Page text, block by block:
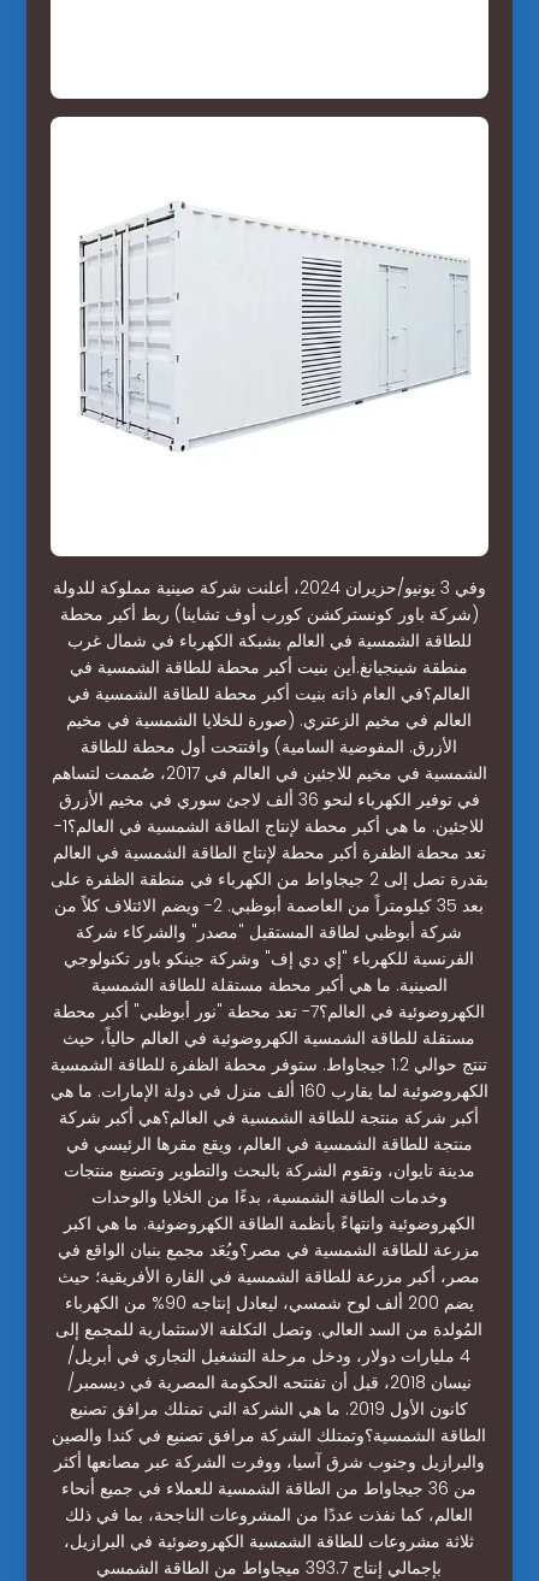
وفي 3 يونيو/حزيران 2024، أعلنت شركة صينية مملوكة للدولة
(شركة باور كونستركشن كورب أوف تشاينا) ربط أكبر محطة
للطاقة الشمسية في العالم بشبكة الكهرباء في شمال غرب
منطقة شينجيانغ.أين بنيت أكبر محطة للطاقة الشمسية في
العالم؟في العام ذاته بنيت أكبر محطة للطاقة الشمسية في
العالم في مخيم الزعتري. (صورة للخلايا الشمسية في مخيم
الأزرق. المفوضية السامية) وافتتحت أول محطة للطاقة
الشمسية في مخيم للاجئين في العالم في 2017، صُممت لتساهم
في توفير الكهرباء لنحو 36 ألف لاجئ سوري في مخيم الأزرق
للاجئين. ما هي أكبر محطة لإنتاج الطاقة الشمسية في العالم؟1-
تعد محطة الظفرة أكبر محطة لإنتاج الطاقة الشمسية في العالم
بقدرة تصل إلى 2 جيجاواط من الكهرباء في منطقة الظفرة على
بعد 35 كيلومتراً من العاصمة أبوظبي. 2- ويضم الائتلاف كلاً من
شركة أبوظبي لطاقة المستقبل "مصدر" والشركاء شركة
الفرنسية للكهرباء "إي دي إف" وشركة جينكو باور تكنولوجي
الصينية. ما هي أكبر محطة مستقلة للطاقة الشمسية
الكهروضوئية في العالم؟7- تعد محطة "نور أبوظبي" أكبر محطة
مستقلة للطاقة الشمسية الكهروضوئية في العالم حالياً، حيث
تنتج حوالي 1.2 جيجاواط. ستوفر محطة الظفرة للطاقة الشمسية
الكهروضوئية لما يقارب 160 ألف منزل في دولة الإمارات. ما هي
أكبر شركة منتجة للطاقة الشمسية في العالم؟هي أكبر شركة
منتجة للطاقة الشمسية في العالم، ويقع مقرها الرئيسي في
مدينة تايوان، وتقوم الشركة بالبحث والتطوير وتصنيع منتجات
وخدمات الطاقة الشمسية، بدءًا من الخلايا والوحدات
الكهروضوئية وانتهاءً بأنظمة الطاقة الكهروضوئية. ما هي اكبر
مزرعة للطاقة الشمسية في مصر؟ويُعَد مجمع بنبان الواقع في
مصر، أكبر مزرعة للطاقة الشمسية في القارة الأفريقية؛ حيث
يضم 200 ألف لوح شمسي، ليعادل إنتاجه 90% من الكهرباء
المُولدة من السد العالي. وتصل التكلفة الاستثمارية للمجمع إلى
4 مليارات دولار، ودخل مرحلة التشغيل التجاري في أبريل/
نيسان 2018، قبل أن تفتتحه الحكومة المصرية في ديسمبر/
كانون الأول 2019. ما هي الشركة التي تمتلك مرافق تصنيع
الطاقة الشمسية؟وتمتلك الشركة مرافق تصنيع في كندا والصين
والبرازيل وجنوب شرق آسيا، ووفرت الشركة عبر مصانعها أكثر
من 36 جيجاواط من الطاقة الشمسية للعملاء في جميع أنحاء
العالم، كما نفذت عددًا من المشروعات الناجحة، بما في ذلك
ثلاثة مشروعات للطاقة الشمسية الكهروضوئية في البرازيل،
بإجمالي إنتاج 393.7 ميجاواط من الطاقة الشمسي